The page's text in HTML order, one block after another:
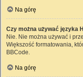
Na górę
Czy można używać języka
Nie. Nie można używać i
Większość formatowania,
BBCode.
Na górę